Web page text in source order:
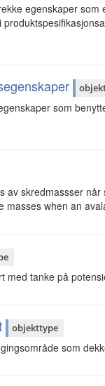
egenskaper
som
av skredmassser
masses when an
med tanke på
objekttype
som